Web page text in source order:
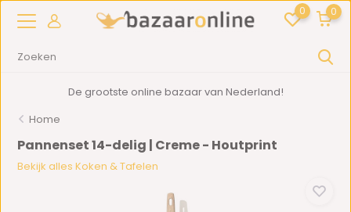
0 0
De grootste online bazaar van Nederland!
Home
Pannenset 14-delig | Creme - Houtprint
Bekijk alles Koken & Tafelen